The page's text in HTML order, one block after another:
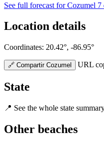
See full forecast for Cozumel 7
Location details
Coordinates: 20.42°, -86.95°
🔗 Compartir Cozumel URL
State
📍 See the whole state
Other beaches